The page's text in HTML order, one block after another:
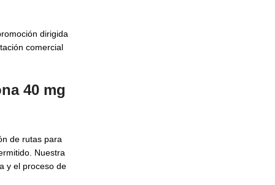
dirigida
comercial
40 mg
de rutas para
Nuestra
y el proceso de